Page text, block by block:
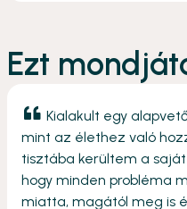
Ezt
Kialakult egy
mint az élethez való
tisztába kerültem a
hogy minden probléma
miatta, magától meg is